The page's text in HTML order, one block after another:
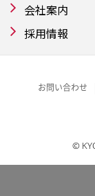
会社案内
採用情報
お問い合わせ
©